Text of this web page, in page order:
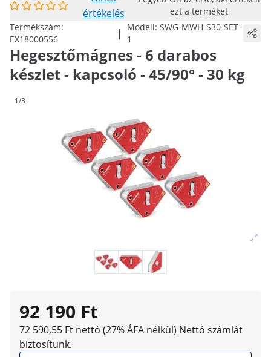
értékelés
ezt a terméket
Termékszám:
EX18000556
| Modell: SWG-MWH-S30-SET-
1
Hegesztőmágnes - 6 darabos
készlet - kapcsoló - 45/90° - 30 kg
1/3
92 190 Ft
72 590,55 Ft nettó (27% ÁFA nélkül) Nettó számlát
biztosítunk.